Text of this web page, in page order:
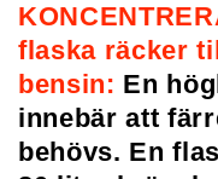
flaska räcker
bensin: En
innebär att
behövs. En